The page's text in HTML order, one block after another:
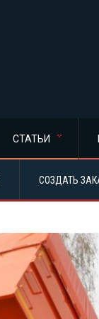
СТАТЬИ
СОЗДАТЬ